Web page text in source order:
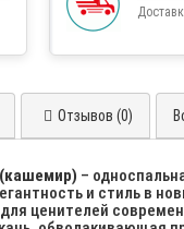
Отзывов (0)
–
и стиль в
ценителей